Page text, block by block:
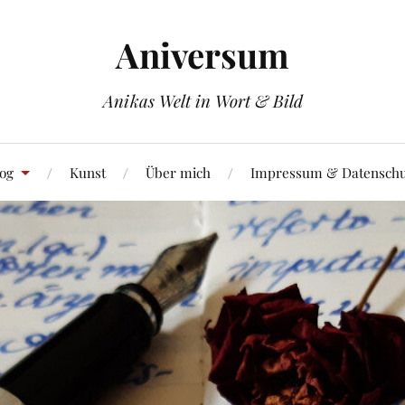
Aniversum
Anikas Welt in Wort & Bild
Kunst Über mich Impressum &